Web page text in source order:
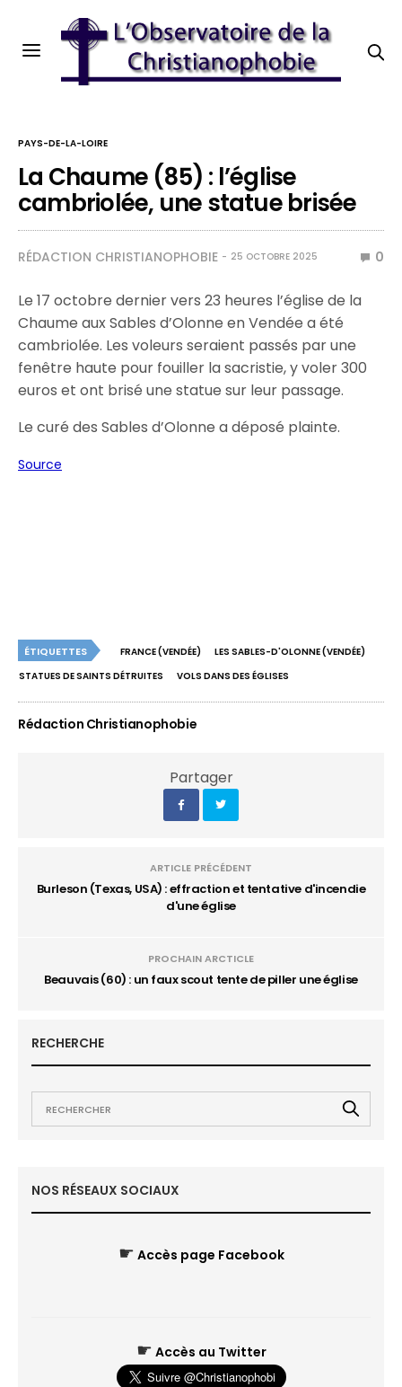
PAYS-DE-LA-LOIRE
La Chaume (85) : l’église
cambriolée, une statue brisée
RÉDACTION CHRISTIANOPHOBIE 25 OCTOBRE 2025 0
Le 17 octobre dernier vers 23 heures l’église de la
Chaume aux Sables d’Olonne en Vendée a été
cambriolée. Les voleurs seraient passés par une
fenêtre haute pour fouiller la sacristie, y voler 300
euros et ont brisé une statue sur leur passage.
Le curé des Sables d’Olonne a déposé plainte.
Source
ÉTIQUETTES FRANCE (VENDÉE)
LES SABLES-D'OLONNE (VENDÉE)
STATUES DE SAINTS DÉTRUITES
VOLS DANS DES ÉGLISES
Rédaction Christianophobie
Partager
ARTICLE PRÉCÉDENT
Burleson (Texas, USA) : effraction et tentative d'incendie
d'une église
PROCHAIN ARCTICLE
Beauvais (60) : un faux scout tente de piller une église
RECHERCHE
NOS RÉSEAUX SOCIAUX
☛ Accès page Facebook
☛ Accès au Twitter